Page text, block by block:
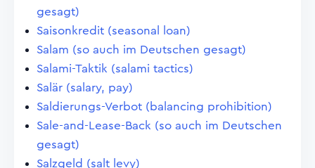
gesagt)
Saisonkredit (seasonal loan)
Salam (so auch im Deutschen gesagt)
Salami-Taktik (salami tactics)
Salär (salary, pay)
Saldierungs-Verbot (balancing prohibition)
Sale-and-Lease-Back (so auch im Deutschen
gesagt)
Salzgeld (salt levy)